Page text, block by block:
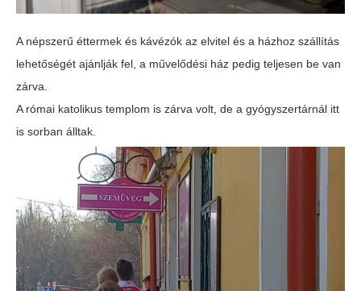
A népszerű éttermek és kávézók az elvitel és a házhoz szállítás
lehetőségét ajánlják fel, a művelődési ház pedig teljesen be van
zárva.
A római katolikus templom is zárva volt, de a gyógyszertárnál itt
is sorban álltak.